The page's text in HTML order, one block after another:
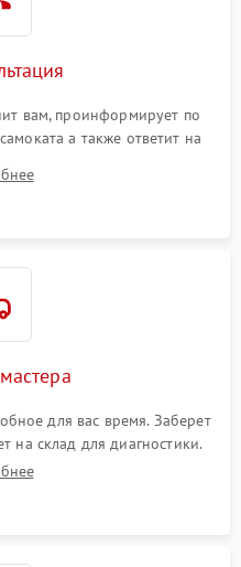
вам, проинформирует по
а также ответит на
для вас время. Заберет
на склад для диагностики.